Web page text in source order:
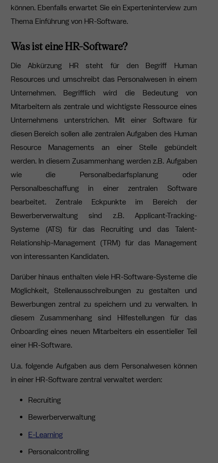
können. Ebenfalls erwartet Sie ein Experteninterview zum
Thema Einführung von HR-Software.
Was ist eine HR-Software?
Die Abkürzung HR steht für den Begriff Human
Resources und umschreibt das Personalwesen in einem
Unternehmen. Begrifflich wird die Bedeutung von
Mitarbeitern als zentrale und wichtigste Ressource eines
Unternehmens unterstrichen. Mit einer Software für
diesen Bereich sollen alle zentralen Aufgaben des Human
Resource Managements an einer Stelle gebündelt
werden. In diesem Zusammenhang werden z.B. Aufgaben
wie die Personalbedarfsplanung oder
Personalbeschaffung in einer zentralen Software
bearbeitet. Zentrale Eckpunkte im Bereich der
Bewerberverwaltung sind z.B. Applicant-Tracking-
Systeme (ATS) für das Recruiting und das Talent-
Relationship-Management (TRM) für das Management
von interessanten Kandidaten.
Darüber hinaus enthalten viele HR-Software-Systeme die
Möglichkeit, Stellenausschreibungen zu gestalten und
Bewerbungen zentral zu speichern und zu verwalten. In
diesem Zusammenhang sind Hilfestellungen für das
Onboarding eines neuen Mitarbeiters ein essentieller Teil
einer HR-Software.
U.a. folgende Aufgaben aus dem Personalwesen können
in einer HR-Software zentral verwaltet werden:
Recruiting
Bewerberverwaltung
E-Learning
Personalcontrolling